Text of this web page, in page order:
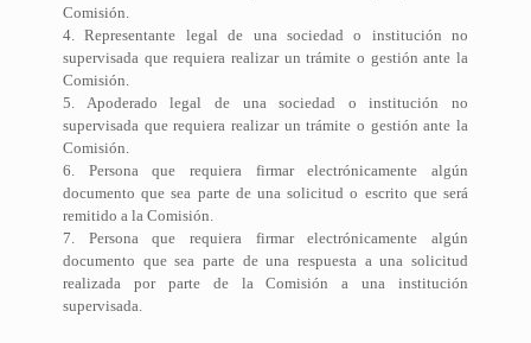
Comisión.
4. Representante legal de una sociedad o institución no
supervisada que requiera realizar un trámite o gestión ante la
Comisión.
5. Apoderado legal de una sociedad o institución no
supervisada que requiera realizar un trámite o gestión ante la
Comisión.
6. Persona que requiera firmar electrónicamente algún
documento que sea parte de una solicitud o escrito que será
remitido a la Comisión.
7. Persona que requiera firmar electrónicamente algún
documento que sea parte de una respuesta a una solicitud
realizada por parte de la Comisión a una institución
supervisada.